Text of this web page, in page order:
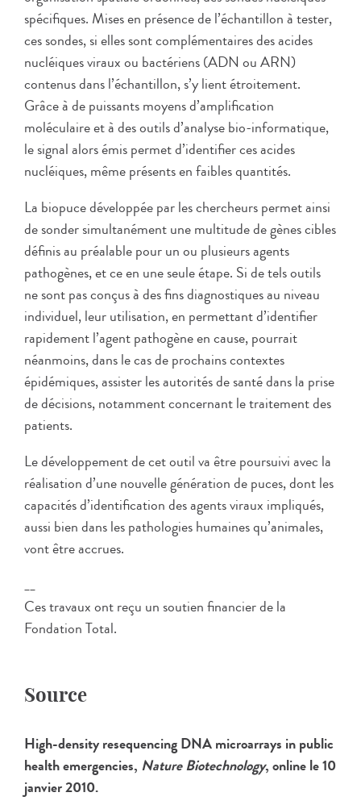
spécifiques. Mises en présence de l’échantillon à tester,
ces sondes, si elles sont complémentaires des acides
nucléiques viraux ou bactériens (ADN ou ARN)
contenus dans l’échantillon, s’y lient étroitement.
Grâce à de puissants moyens d’amplification
moléculaire et à des outils d’analyse bio-informatique,
le signal alors émis permet d’identifier ces acides
nucléiques, même présents en faibles quantités.
La biopuce développée par les chercheurs permet ainsi
de sonder simultanément une multitude de gènes cibles
définis au préalable pour un ou plusieurs agents
pathogènes, et ce en une seule étape. Si de tels outils
ne sont pas conçus à des fins diagnostiques au niveau
individuel, leur utilisation, en permettant d’identifier
rapidement l’agent pathogène en cause, pourrait
néanmoins, dans le cas de prochains contextes
épidémiques, assister les autorités de santé dans la prise
de décisions, notamment concernant le traitement des
patients.
Le développement de cet outil va être poursuivi avec la
réalisation d’une nouvelle génération de puces, dont les
capacités d’identification des agents viraux impliqués,
aussi bien dans les pathologies humaines qu’animales,
vont être accrues.
__
Ces travaux ont reçu un soutien financier de la
Fondation Total.
Source
High-density resequencing DNA microarrays in public
health emergencies, Nature Biotechnology, online le 10
janvier 2010.